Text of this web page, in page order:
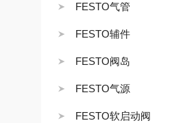
FESTO气管
FESTO辅件
FESTO阀岛
FESTO气源
FESTO软启动阀